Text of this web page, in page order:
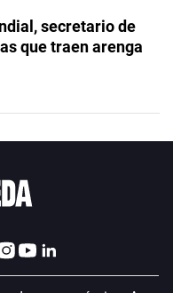
secretario de
que traen arenga